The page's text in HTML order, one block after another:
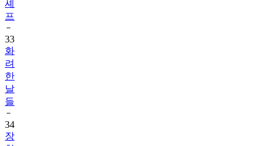
33
화
려
한
날
들
34
장
한
별